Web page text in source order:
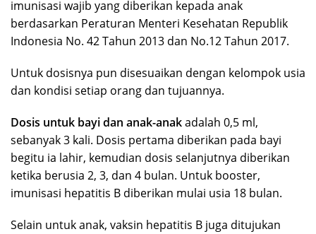
imunisasi wajib yang diberikan kepada anak
berdasarkan Peraturan Menteri Kesehatan Republik
Indonesia No. 42 Tahun 2013 dan No.12 Tahun 2017.
Untuk dosisnya pun disesuaikan dengan kelompok usia
dan kondisi setiap orang dan tujuannya.
Dosis untuk bayi dan anak-anakadalah 0,5 ml,
sebanyak 3 kali. Dosis pertama diberikan pada bayi
begitu ia lahir, kemudian dosis selanjutnya diberikan
ketika berusia 2, 3, dan 4 bulan. Untuk booster,
imunisasi hepatitis B diberikan mulai usia 18 bulan.
Selain untuk anak, vaksin hepatitis B juga ditujukan